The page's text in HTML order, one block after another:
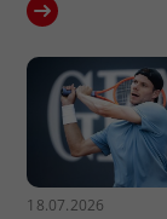
18.07.2026